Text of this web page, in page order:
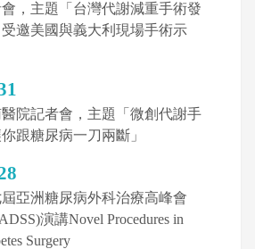
，主題「台灣代謝減重手術發
邀美國與義大利現場手術示
院記者會，主題「微創代謝手
跟糖尿病一刀兩斷」
亞洲糖尿病外科治療高峰會
演講Novel Procedures in
Surgery